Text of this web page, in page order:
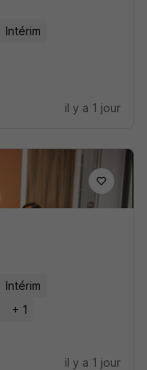
Intérim
il y a 1 jour
Intérim
+ 1
il y a 1 jour